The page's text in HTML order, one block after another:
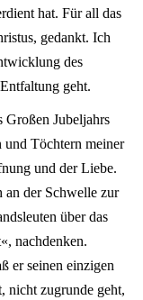
hat. Für all das
gedankt. Ich
des
geht.
Jubeljahrs
und Töchtern meiner
und der Liebe.
an der Schwelle zur
über das
nachdenken.
er seinen einzigen
nicht zugrunde geht,